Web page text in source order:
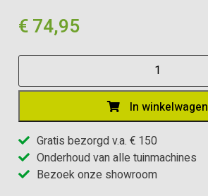
€74,95
Cramer
batterijlader
In winkelwagen
Gratis bezorgd v.a. € 150
Onderhoud van alle tuinmachines
Bezoek onze showroom